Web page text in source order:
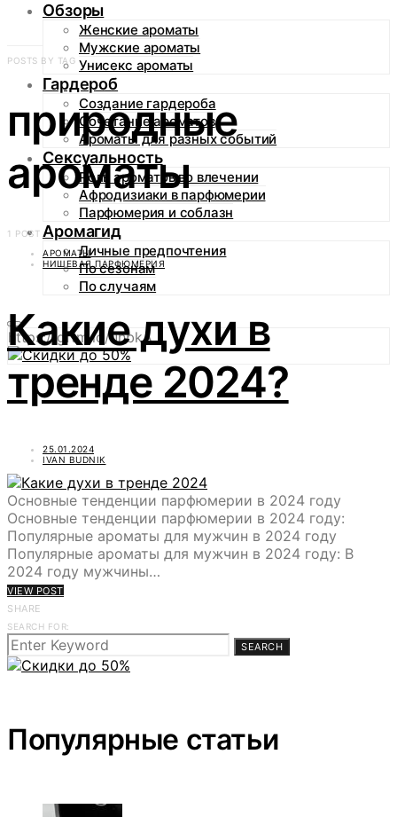
Обзоры
Женские ароматы
Мужские ароматы
Унисекс ароматы
Гардероб
Создание гардероба
Сочетание ароматов
Ароматы для разных событий
Сексуальность
Роль ароматов во влечении
Афродизиаки в парфюмерии
Парфюмерия и соблазн
Аромагид
Личные предпочтения
По сезонам
По случаям
https://gftm.io/uhbkA
POSTS BY TAG
природные
ароматы
1 POST
АРОМАТЫ
НИШЕВАЯ ПАРФЮМЕРИЯ
Какие духи в
тренде 2024?
25.01.2024
IVAN BUDNIK
Основные тенденции парфюмерии в 2024 году
Основные тенденции парфюмерии в 2024 году:
Популярные ароматы для мужчин в 2024 году
Популярные ароматы для мужчин в 2024 году: В
2024 году мужчины…
VIEW POST
SHARE
SEARCH FOR:
SEARCH
Популярные статьи